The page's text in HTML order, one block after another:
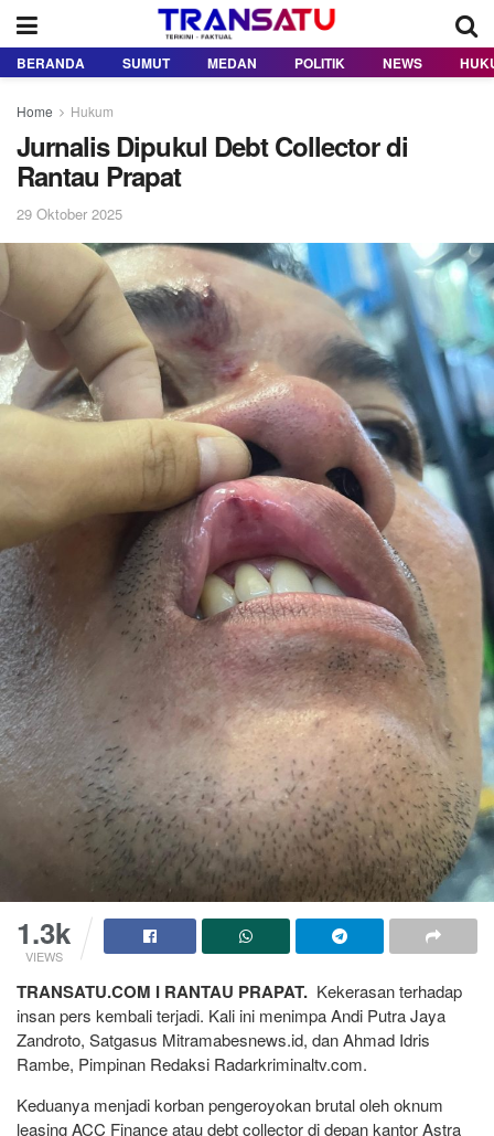
BERANDA SUMUT MEDAN POLITIK NEWS
Home Hukum
Jurnalis Dipukul Debt Collector di
Rantau Prapat
29 Oktober 2025
1.3k
VIEWS
TRANSATU.COM I RANTAU PRAPAT. Kekerasan terhadap
insan pers kembali terjadi. Kali ini menimpa Andi Putra Jaya
Zandroto, Satgasus Mitramabesnews.id, dan Ahmad Idris
Rambe, Pimpinan Redaksi Radarkriminaltv.com.
Keduanya menjadi korban pengeroyokan brutal oleh oknum
leasing ACC Finance atau debt collector di depan kantor Astra